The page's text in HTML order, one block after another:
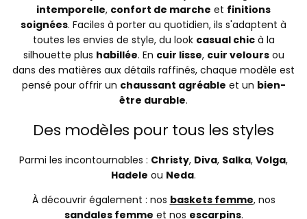
intemporelle, confort de marche et finitions
soignées. Faciles à porter au quotidien, ils s'adaptent à
toutes les envies de style, du look casual chicà la
silhouette plus habillée. En cuir lisse, cuir veloursou
dans des matières aux détails raffinés, chaque modèle est
pensé pour offrir un chaussant agréable et un bien-
être durable.
Des modèles pour tous les styles
Parmi les incontournables : Christy, Diva, Salka, Volga,
Hadele ou Neda.
À découvrir également : nos baskets femme, nos
sandales femme et nos escarpins.